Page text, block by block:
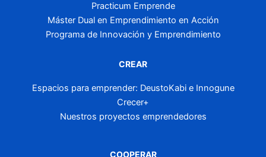
Practicum Emprende
Máster Dual en Emprendimiento en Acción
Programa de Innovación y Emprendimiento
CREAR
Espacios para emprender: DeustoKabi e Innogune
Crecer+
Nuestros proyectos emprendedores
COOPERAR